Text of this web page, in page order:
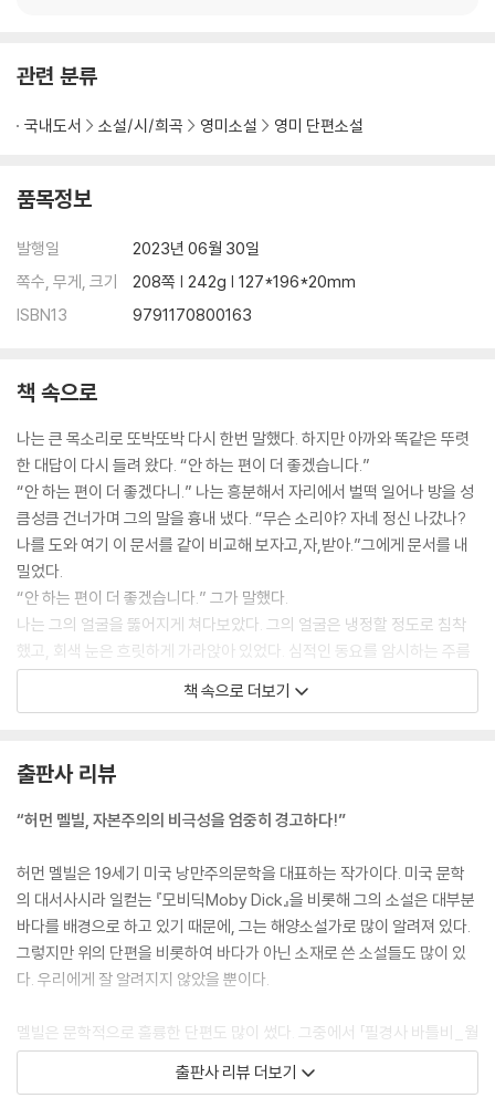
관련 분류
국내도서 소설/시/희곡 영미소설 영미 단편소설
품목정보
발행일
2023년 06월 30일
쪽수, 무게, 크기
208쪽 | 242g | 127*196*20mm
ISBN13
9791170800163
책 속으로
나는 큰 목소리로 또박또박 다시 한번 말했다. 하지만 아까와 똑같은 뚜렷
한 대답이 다시 들려 왔다. “안 하는 편이 더 좋겠습니다.”
“안 하는 편이 더 좋겠다니.” 나는 흥분해서 자리에서 벌떡 일어나 방을 성
큼성큼 건너가며 그의 말을 흉내 냈다. “무슨 소리야? 자네 정신 나갔나?
나를 도와 여기 이 문서를 같이 비교해 보자고,자,받아.”그에게 문서를 내
밀었다.
“안 하는 편이 더 좋겠습니다.” 그가 말했다.
나는 그의 얼굴을 뚫어지게 쳐다보았다. 그의 얼굴은 냉정할 정도로 침착
했고, 회색 눈은 흐릿하게 가라앉아 있었다. 심적인 동요를 암시하는 주름
살 하나도 꿈틀거리지 않았다.
벽만을 응시하며 몽상에 젖어 있었다. 왜 글을 베끼지 않고 있느냐고 물었
더니 쓰는 일은 이제 더 이상하지 않기로 했다고 대답했다.
그는 휘몰아치는 눈보라를 맞으며 하루 종일 서서 톱질을 했다. 눈보라 따
위는 안중에도 없었다. 그는 내가 말을 걸지 않으면 말을 좀체하지 않았다.
그는 오로지 톱질만 했다. 쓱싹, 쓱싹, 쓱싹. 눈은 내리고, 내리고, 또 내렸
다. 그의 톱질과 눈보라는 두 개의 자연물처럼 조화를 이루었다. (중략) 그
를 들고 깨끗한 눈 한 움큼을 입속에 넣어 딱딱한 음식을 적셔 먹고 있었다.
--- p.116
책 속으로 더보기
출판사 리뷰
“허먼 멜빌, 자본주의의 비극성을 엄중히 경고하다!”
허먼 멜빌은 19세기 미국 낭만주의문학을 대표하는 작가이다. 미국 문학
의 대서사시라 일컫는 『모비딕Moby Dick』을 비롯해 그의 소설은 대부분
바다를 배경으로 하고 있기 때문에, 그는 해양소설가로 많이 알려져 있다.
그렇지만 위의 단편을 비롯하여 바다가 아닌 소재로 쓴 소설들도 많이 있
다. 우리에게 잘 알려지지 않았을 뿐이다.
멜빌은 문학적으로 훌륭한 단편도 많이 썼다. 그중에서 「필경사 바틀비_월
가의 이야기」, 「꼬끼오! 혹은 고결한 베네벤타노의 노래」, 「총각들의 천국
과 처녀들의 지옥」과 같은 작품들은 빼어난 작품으로 꼽힌다. 먼저 「필경사
출판사 리뷰 더보기